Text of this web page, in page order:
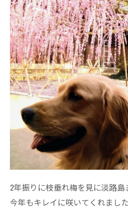
2年振りに枝垂れ梅を見に淡路島
今年もキレイに咲いてくれまし